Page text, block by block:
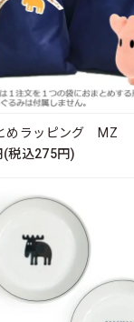
めラッピング MZ
(税込275円)